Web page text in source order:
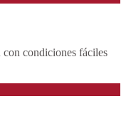
condiciones fáciles